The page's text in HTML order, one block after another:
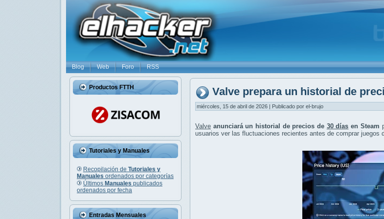
Blog Web Foro RSS
Productos FTTH
Tutoriales y Manuales
Recopilación de Tutoriales y
Manuales ordenados por categorías
Últimos Manuales publicados
ordenados por fecha
Entradas Mensuales
Valve prepara un historial de
miércoles, 15 de abril de 2026 | Publicado por el-brujo
Valve anunciará un historial de precios de 30 días en Steam
usuarios ver las fluctuaciones recientes antes de comprar juegos